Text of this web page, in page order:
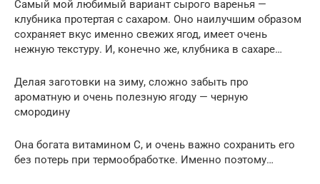
Самый мой любимый вариант сырого варенья —
клубника протертая с сахаром. Оно наилучшим образом
сохраняет вкус именно свежих ягод, имеет очень
нежную текстуру. И, конечно же, клубника в сахаре…
Делая заготовки на зиму, сложно забыть про
ароматную и очень полезную ягоду — черную
смородину
Она богата витамином С, и очень важно сохранить его
без потерь при термообработке. Именно поэтому…